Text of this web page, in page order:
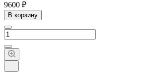
9600 ₽
В корзину